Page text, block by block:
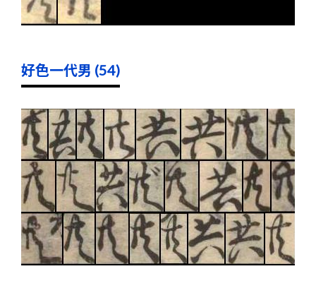
好色一代男 (54)